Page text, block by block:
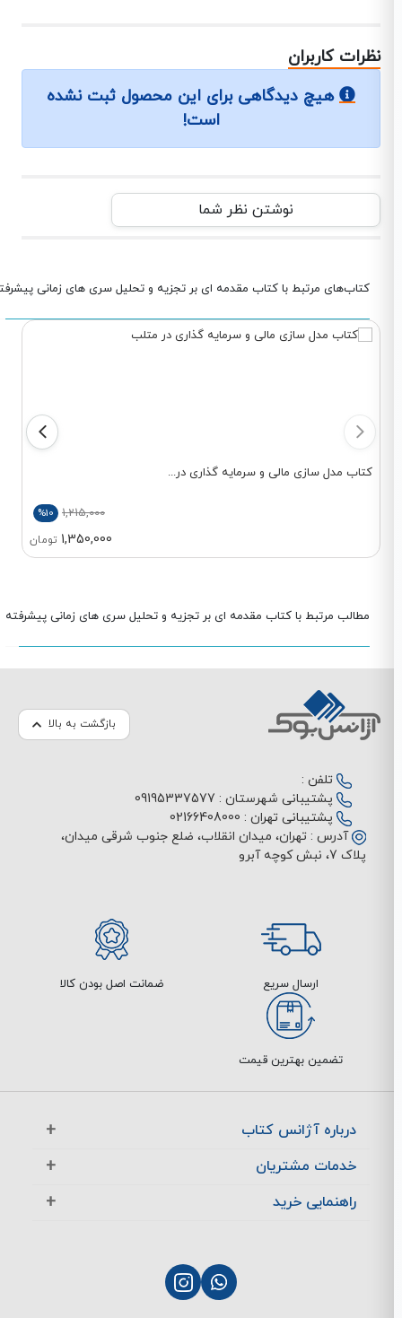
نظرات کاربران
هیچ دیدگاهی برای این محصول ثبت نشده
است!
نوشتن نظر شما
کتاب‌های مرتبط با کتاب مقدمه ای بر تجزیه و تحلیل سری های زمانی پیشرفته
کتاب مدل سازی مالی و سرمایه گذاری در...
1,215,000
%10
1,350,000 تومان
مطالب مرتبط با کتاب مقدمه ای بر تجزیه و تحلیل سری های زمانی پیشرفته
بازگشت به بالا
تلفن :
پشتیبانی شهرستان : 09195337577
پشتیبانی تهران : 02166408000
آدرس : تهران، میدان انقلاب، ضلع جنوب شرقی میدان،
پلاک 7، نبش کوچه آبرو
ارسال سریع ضمانت اصل بودن کالا
تضمین بهترین قیمت
درباره آژانس کتاب
آژانس بوک در یک نگاه
سوالات متداول
خدمات مشتریان
راهنمایی خرید